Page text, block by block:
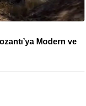
Modern ve